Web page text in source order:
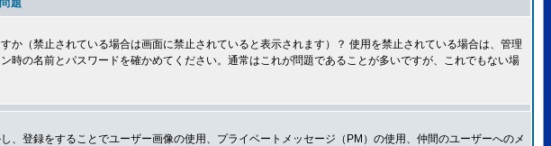
題
（禁止されている場合は画面に禁止されていると表示されます）？ 使用を禁止されている場合は、管理
の名前とパスワードを確かめてください。通常はこれが問題であることが多いですが、これでもない場
登録をすることでユーザー画像の使用、プライベートメッセージ（PM）の使用、仲間のユーザーへのメ